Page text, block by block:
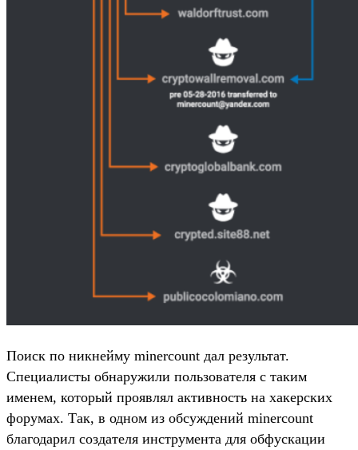
Поиск по никнейму minercount дал результат.
Специалисты обнаружили пользователя с таким
именем, который проявлял активность на хакерских
форумах. Так, в одном из обсуждений minercount
благодарил создателя инструмента для обфускации